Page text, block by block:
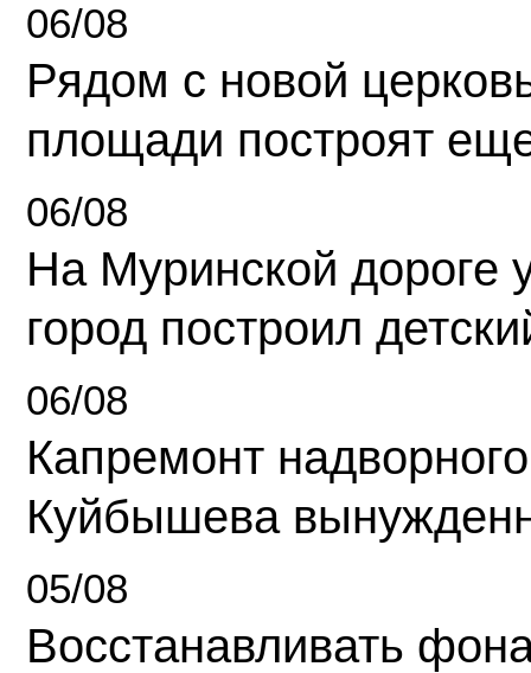
06/08
Рядом с новой
площади построят
06/08
На Муринской дороге
город построил
06/08
Капремонт
Куйбышева
05/08
Восстанавливать